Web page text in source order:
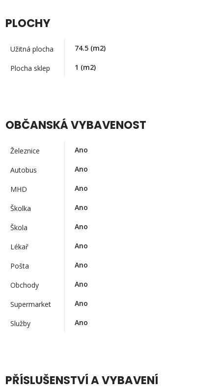
PLOCHY
Užitná plocha 74.5 (m2)
Plocha sklep 1 (m2)
OBČANSKÁ VYBAVENOST
Železnice Ano
Autobus Ano
MHD Ano
Školka Ano
Škola Ano
Lékař Ano
Pošta Ano
Obchody Ano
Supermarket Ano
Služby Ano
PŘÍSLUŠENSTVÍ A VYBAVENÍ